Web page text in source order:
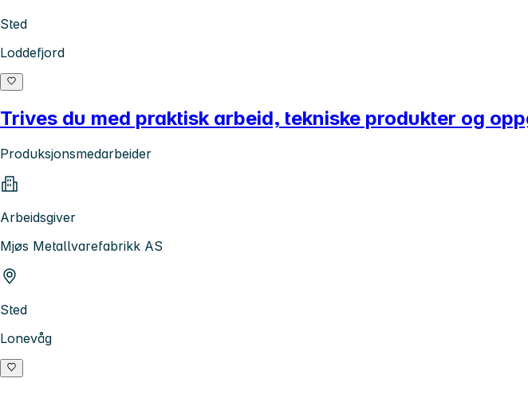
Sted
Loddefjord
Trives du med praktisk arbeid, tekniske produkter og
Produksjonsmedarbeider
Arbeidsgiver
Mjøs Metallvarefabrikk AS
Sted
Lonevåg